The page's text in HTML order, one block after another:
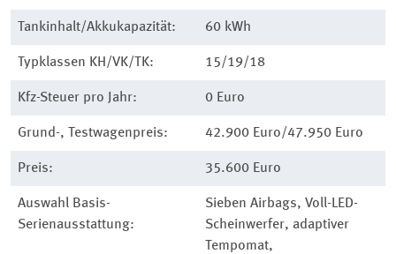
Tankinhalt/Akkukapazität: 60 kWh
Typklassen KH/VK/TK: 15/19/18
Kfz-Steuer pro Jahr: 0 Euro
Grund-, Testwagenpreis: 42.900 Euro/47.950 Euro
Preis: 35.600 Euro
Auswahl Basis-
Serienausstattung:
Sieben Airbags, Voll-LED-
Scheinwerfer, adaptiver
Tempomat,